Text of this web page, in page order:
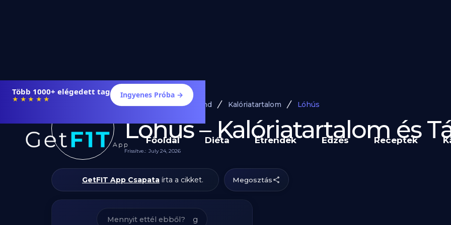
Étrendek, receptek és edzéstervek
★★★★★ Ingyenes Próba →
Főoldal Diéta Étrendek Edzés Receptek
Diéta és Étrend Kalóriatartalom Lóhús
Lóhús – Kalóriatartalom és
Frissítve.: July 24, 2026
GetFIT App Csapata írta a cikket. Megosztás
g